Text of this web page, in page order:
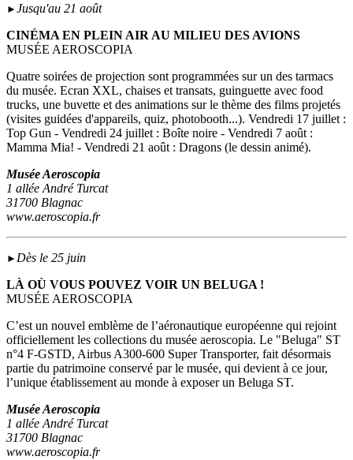
► Jusqu'au 21 août
CINÉMA EN PLEIN AIR AU MILIEU DES AVIONS
MUSÉE AEROSCOPIA
Quatre soirées de projection sont programmées sur un des tarmacs
du musée. Ecran XXL, chaises et transats, guinguette avec food
trucks, une buvette et des animations sur le thème des films projetés
(visites guidées d'appareils, quiz, photobooth...). Vendredi 17 juillet :
Top Gun - Vendredi 24 juillet : Boîte noire - Vendredi 7 août :
Mamma Mia! - Vendredi 21 août : Dragons (le dessin animé).
Musée Aeroscopia
1 allée André Turcat
31700 Blagnac
www.aeroscopia.fr
► Dès le 25 juin
LÀ OÙ VOUS POUVEZ VOIR UN BELUGA !
MUSÉE AEROSCOPIA
C’est un nouvel emblème de l’aéronautique européenne qui rejoint
officiellement les collections du musée aeroscopia. Le "Beluga" ST
n°4 F-GSTD, Airbus A300-600 Super Transporter, fait désormais
partie du patrimoine conservé par le musée, qui devient à ce jour,
l’unique établissement au monde à exposer un Beluga ST.
Musée Aeroscopia
1 allée André Turcat
31700 Blagnac
www.aeroscopia.fr